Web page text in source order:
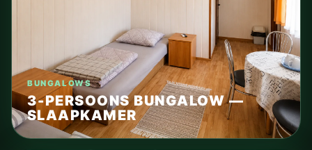
BUNGALOWS
3-PERSOONS BUNGALOW —
SLAAPKAMER